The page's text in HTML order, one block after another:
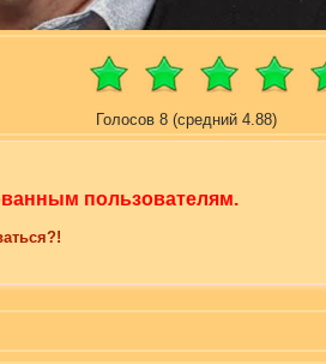
Голосов 8 (средний 4.88)
пользователям.